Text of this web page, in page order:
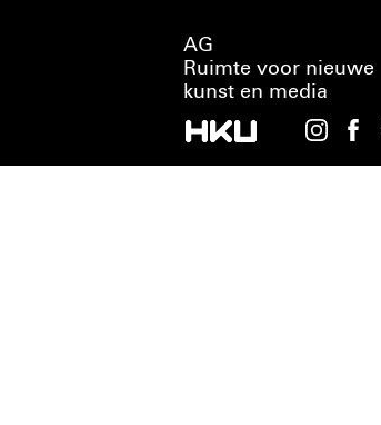
AG
Ruimte voor nieuwe
kunst en media